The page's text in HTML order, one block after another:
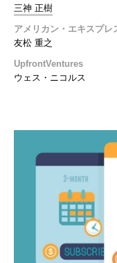
三神 正樹
アメリカン・エキスプレ
友松 重之
UpfrontVentures
ウェス・ニコルス